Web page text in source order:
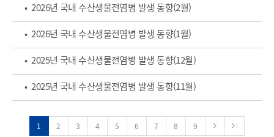
• 2026년 국내 수산생물전염병 발생 동향(2월)
• 2026년 국내 수산생물전염병 발생 동향(1월)
• 2025년 국내 수산생물전염병 발생 동향(12월)
• 2025년 국내 수산생물전염병 발생 동향(11월)
1 2 3 4 5 6 7 8 9